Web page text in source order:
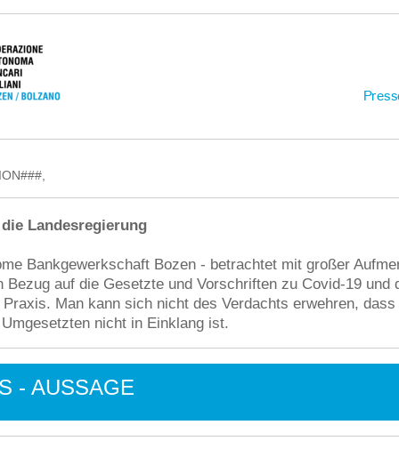
Landesregierung
Bankgewerkschaft Bozen - betrachtet mit großer
Bezug auf die Gesetzte und Vorschriften zu Covid-19 und
Man kann sich nicht des Verdachts erwehren, dass
nicht in Einklang ist.
- AUSSAGE